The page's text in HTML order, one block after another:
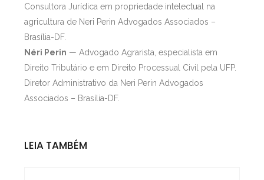
Consultora Jurídica em propriedade intelectual na
agricultura de Neri Perin Advogados Associados –
Brasília-DF.
Néri Perin — Advogado Agrarista, especialista em
Direito Tributário e em Direito Processual Civil pela UFP.
Diretor Administrativo da Neri Perin Advogados
Associados – Brasília-DF.
LEIA TAMBÉM